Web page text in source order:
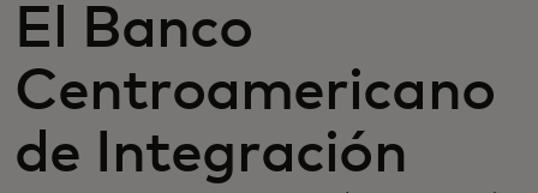
Noticias y tendencias
El Banco
Centroamericano
de Integración